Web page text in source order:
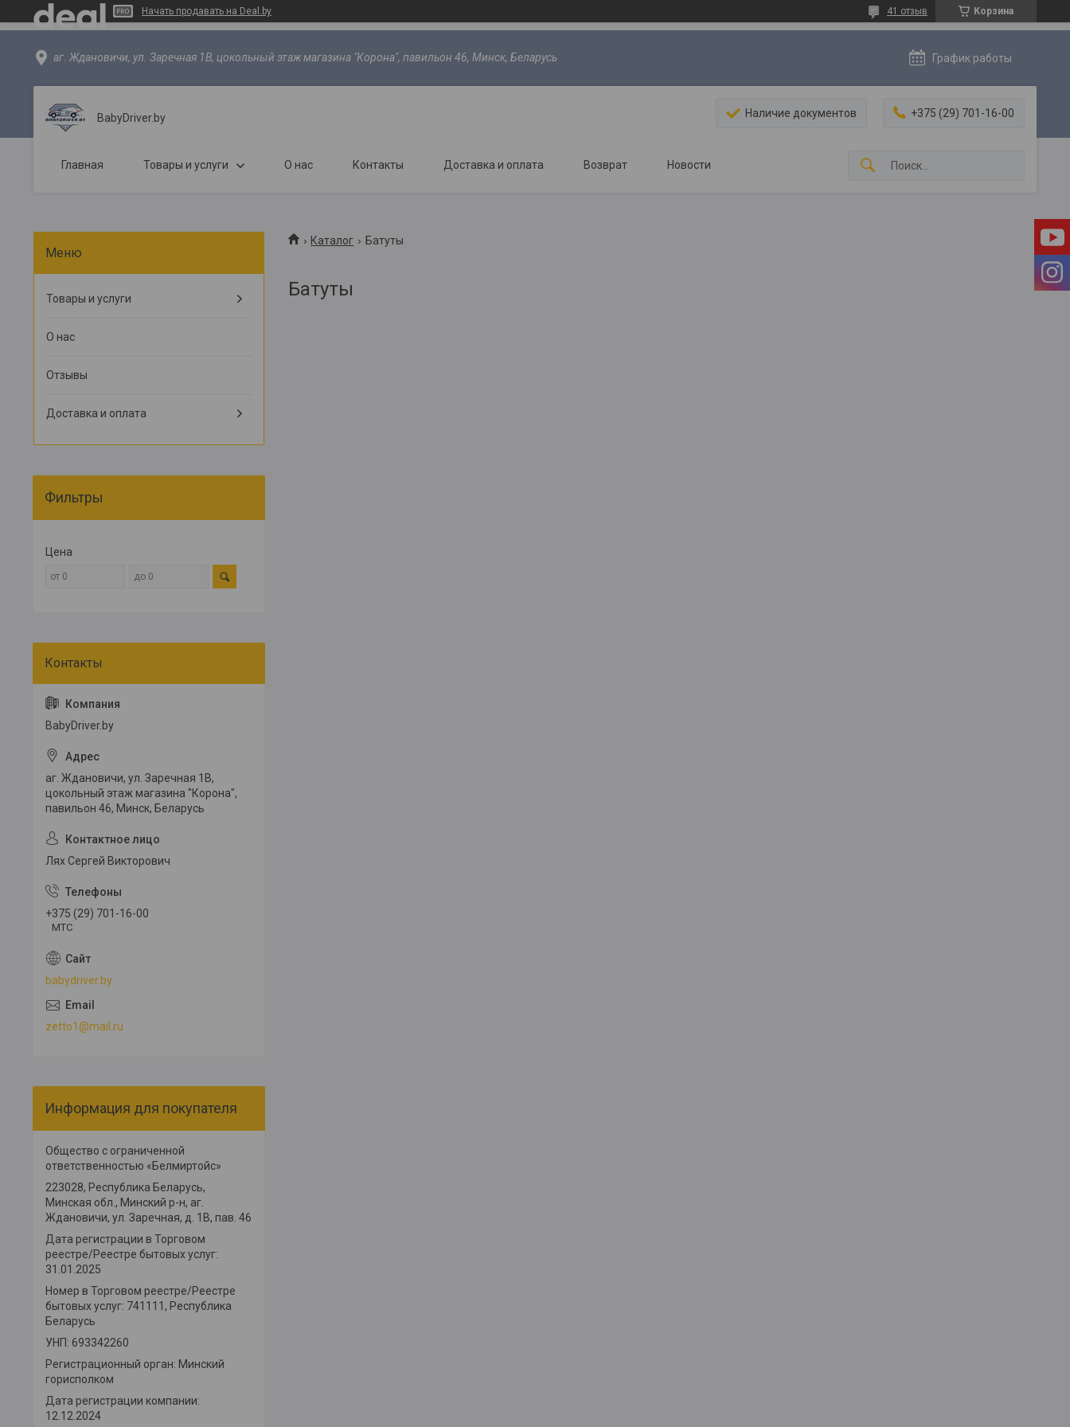
Начать продавать на Deal.by Корзина
41 отзыв
аг. Ждановичи, ул. Заречная 1В, цокольный этаж магазина "Корона", павильон 46, Минск, Беларусь График работы
BabyDriver.by Наличие документов +375 (29) 701-16-00
Главная Товары и услуги О нас Контакты Доставка и оплата Возврат Новости
Каталог Батуты
Батуты
Товары и услуги
О нас
Отзывы
Доставка и оплата
Фильтры
Цена
BabyDriver.by
аг. Ждановичи, ул. Заречная 1В,
цокольный этаж магазина "Корона",
павильон 46, Минск, Беларусь
Лях Сергей Викторович
+375 (29) 701-16-00
МТС
babydriver.by
zetto1@mail.ru
Информация для покупателя
Общество с ограниченной
ответственностью «Белмиртойс»
223028, Республика Беларусь,
Минская обл., Минский р-н, аг. ​
Ждановичи, ул. Заречная, д. 1В, пав. 46
Дата регистрации в Торговом
реестре/Реестре бытовых услуг:
31.01.2025
Номер в Торговом реестре/Реестре
бытовых услуг: 741111, Республика
Беларусь
УНП: 693342260
Регистрационный орган: Минский
горисполком
Дата регистрации компании:
12.12.2024